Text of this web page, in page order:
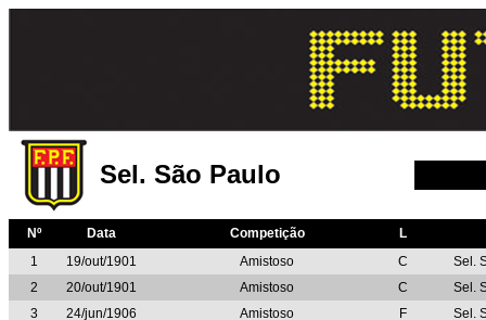
Sel. São Paulo
Nº Data Competição
L
1
19/out/1901 Amistoso C
Sel.
2
20/out/1901 Amistoso C
Sel.
3
24/jun/1906 Amistoso F
Sel.